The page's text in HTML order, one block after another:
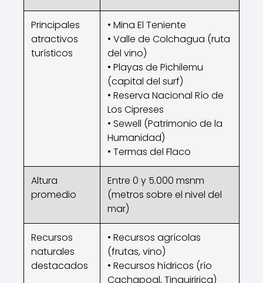
Principales
atractivos
turísticos
• Mina El Teniente
• Valle de Colchagua (ruta
del vino)
• Playas de Pichilemu
(capital del surf)
• Reserva Nacional Río de
Los Cipreses
• Sewell (Patrimonio de la
Humanidad)
• Termas del Flaco
Altura
promedio
Entre 0 y 5.000 msnm
(metros sobre el nivel del
mar)
Recursos
naturales
destacados
• Recursos agrícolas
(frutas, vino)
• Recursos hídricos (río
Cachapoal, Tinguiririca)